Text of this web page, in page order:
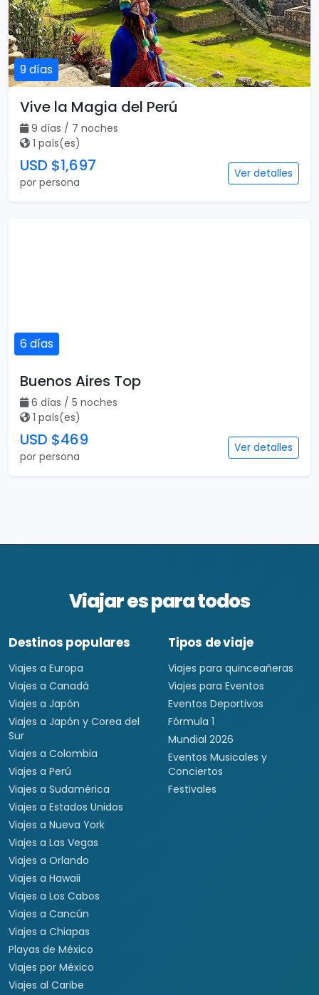
9 días
Vive la Magia del Perú
9 días / 7 noches
1 país(es)
USD $1,697
por persona
Ver detalles
6 días
Buenos Aires Top
6 días / 5 noches
1 país(es)
USD $469
por persona
Ver detalles
Viajar es para todos
Destinos populares
Viajes a Europa
Viajes a Canadá
Viajes a Japón
Viajes a Japón y Corea del
Sur
Viajes a Colombia
Viajes a Perú
Viajes a Sudamérica
Viajes a Estados Unidos
Viajes a Nueva York
Viajes a Las Vegas
Viajes a Orlando
Viajes a Hawaii
Viajes a Los Cabos
Viajes a Cancún
Viajes a Chiapas
Playas de México
Viajes por México
Viajes al Caribe
Tipos de viaje
Viajes para quinceañeras
Viajes para Eventos
Eventos Deportivos
Fórmula 1
Mundial 2026
Eventos Musicales y
Conciertos
Festivales